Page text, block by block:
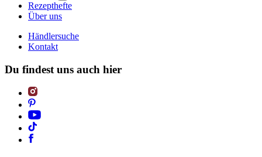
Rezepthefte
Über uns
Händlersuche
Kontakt
Du findest uns auch hier